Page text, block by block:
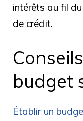
intérêts au fil
de crédit.
budget
Établir un